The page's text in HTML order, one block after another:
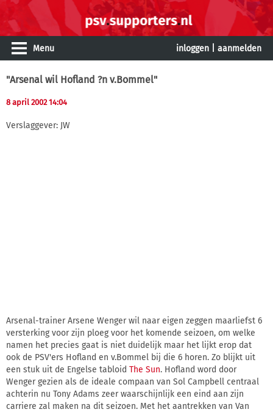
Menu inloggen aanmelden
"Arsenal wil Hofland ?n v.Bommel"
8 april 2002 14:04
Verslaggever: JW
Arsenal-trainer Arsene Wenger wil naar eigen zeggen maarliefst 6
versterking voor zijn ploeg voor het komende seizoen, om welke
namen het precies gaat is niet duidelijk maar het lijkt erop dat
ook de PSV'ers Hofland en v.Bommel bij die 6 horen. Zo blijkt uit
een stuk uit de Engelse tabloid The Sun. Hofland word door
Wenger gezien als de ideale compaan van Sol Campbell centraal
achterin nu Tony Adams zeer waarschijnlijk een eind aan zijn
carriere zal maken na dit seizoen. Met het aantrekken van Van